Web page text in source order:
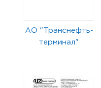
АО "Транснефть-
терминал"